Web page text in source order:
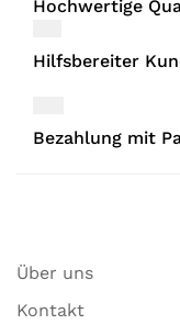
Hochwertige
Hilfsbereiter
Bezahlung mit
Über uns
Kontakt